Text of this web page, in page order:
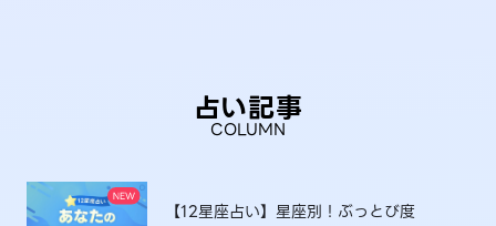
占い記事
COLUMN
【12星座占い】星座別！ぶっとび度